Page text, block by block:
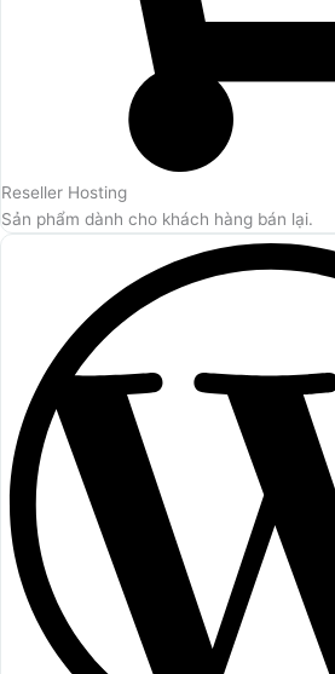
Reseller Hosting
Sản phẩm dành cho khách hàng bán lại.